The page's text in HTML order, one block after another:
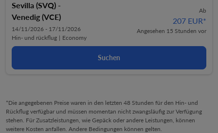
Sevilla (SVQ) -
Venedig (VCE)
14/11/2026 - 17/11/2026
Hin- und rückflug | Economy
Ab
207 EUR*
Angesehen 15 Stunden vor
Suchen
*Die angegebenen Preise waren in den letzten 48 Stunden für den Hin- und
Rückflug verfügbar und müssen momentan nicht zwangsläufig zur Verfügung
stehen. Für Zusatzleistungen, wie Gepäck oder andere Leistungen, können
weitere Kosten anfallen. Andere Bedingungen können gelten.